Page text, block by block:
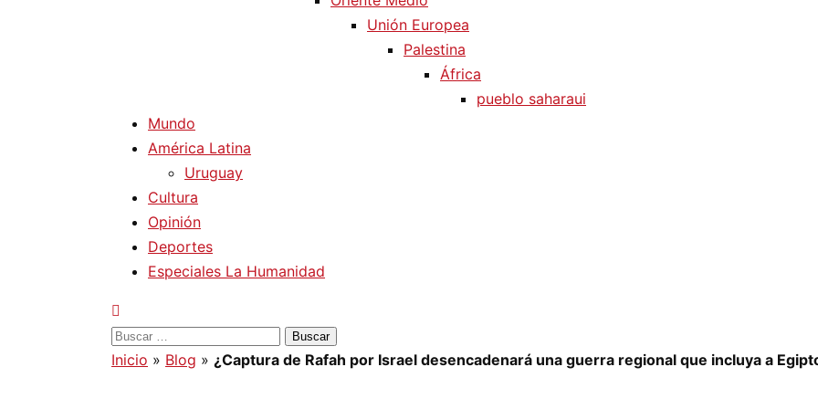
Unión Europea
Palestina
África
pueblo saharaui
Mundo
América Latina
Uruguay
Cultura
Opinión
Deportes
Especiales La Humanidad
Buscar:
Inicio » Blog » ¿Captura de Rafah por Israel desencadenará una guerra regional que incluya a